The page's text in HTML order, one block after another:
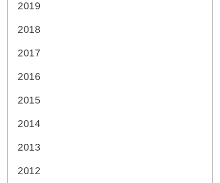
2019
2018
2017
2016
2015
2014
2013
2012